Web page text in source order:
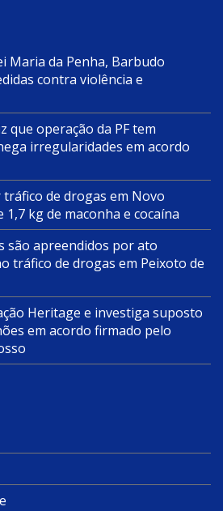
Maria da Penha, Barbudo
contra violência e
que operação da PF tem
irregularidades em acordo
de drogas em Novo
kg de maconha e cocaína
são apreendidos por ato
tráfico de drogas em Peixoto de
Heritage e investiga suposto
em acordo firmado pelo